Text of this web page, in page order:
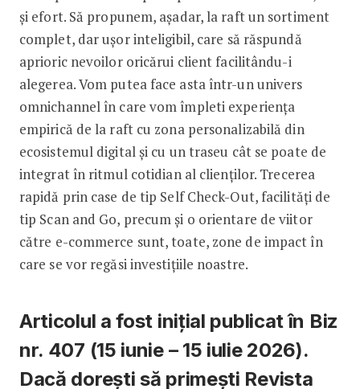
și efort. Să propunem, așadar, la raft un sortiment
complet, dar ușor inteligibil, care să răspundă
aprioric nevoilor oricărui client facilitându-i
alegerea. Vom putea face asta într-un univers
omnichannel în care vom împleti experiența
empirică de la raft cu zona personalizabilă din
ecosistemul digital și cu un traseu cât se poate de
integrat în ritmul cotidian al clienților. Trecerea
rapidă prin case de tip Self Check-Out, facilități de
tip Scan and Go, precum și o orientare de viitor
către e-commerce sunt, toate, zone de impact în
care se vor regăsi investițiile noastre.
Articolul a fost inițial publicat în Biz
nr. 407 (15 iunie – 15 iulie 2026).
Dacă dorești să primești Revista